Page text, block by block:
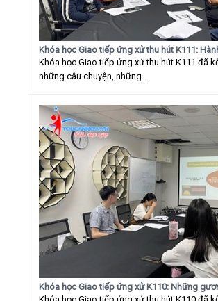
Khóa học Giao tiếp ứng xử thu hút K111:
Khóa học Giao tiếp ứng xử thu hút K111 đã
những câu chuyện, những...
Khóa học Giao tiếp ứng xử K110: Những